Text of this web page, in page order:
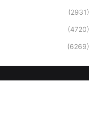
(2931)
(4720)
(6269)